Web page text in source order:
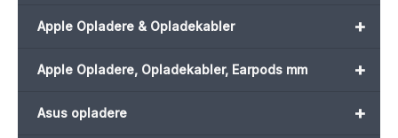
+
Apple Opladere & Opladekabler
+
Apple Opladere, Opladekabler, Earpods mm
+
Asus opladere